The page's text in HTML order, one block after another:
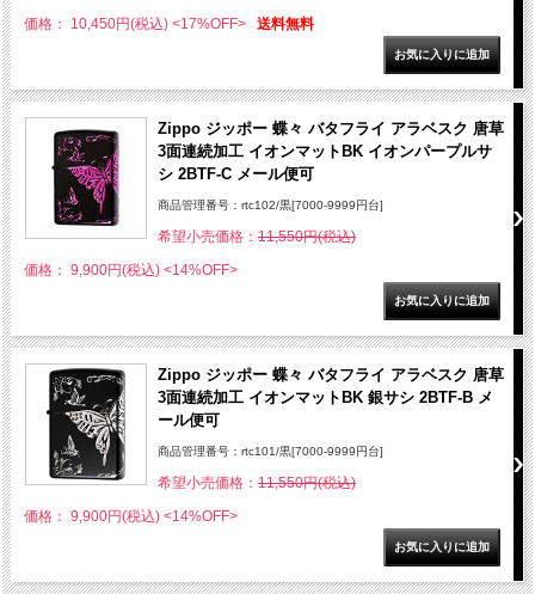
価格： 10,450円(税込) <17%OFF> 送料無料
Zippo ジッポー 蝶々 バタフライ アラベスク 唐草
3面連続加工 イオンマットBK イオンパープルサ
シ 2BTF-C メール便可
商品管理番号：rtc102/黒[7000-9999円台]
希望小売価格： 11,550円(税込)
価格： 9,900円(税込) <14%OFF>
Zippo ジッポー 蝶々 バタフライ アラベスク 唐草
3面連続加工 イオンマットBK 銀サシ 2BTF-B メ
ール便可
商品管理番号：rtc101/黒[7000-9999円台]
希望小売価格： 11,550円(税込)
価格： 9,900円(税込) <14%OFF>